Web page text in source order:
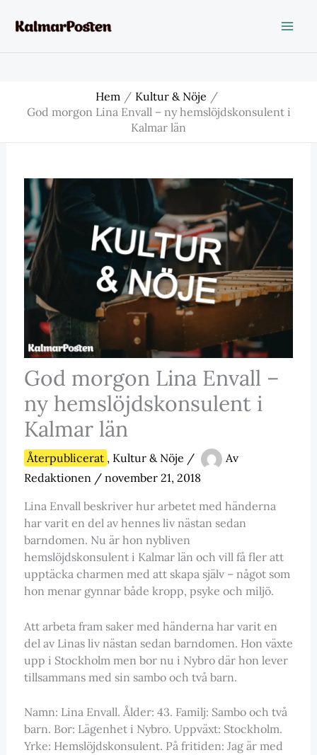
Hem
Kultur & Nöje
God morgon Lina Envall – ny hemslöjdskonsulent i
Kalmar län
God morgon Lina Envall –
ny hemslöjdskonsulent i
Kalmar län
Återpublicerat , Kultur & Nöje /
Av
Redaktionen / november 21, 2018
Lina Envall beskriver hur arbetet med händerna
har varit en del av hennes liv nästan sedan
barndomen. Nu är hon nybliven
hemslöjdskonsulent i Kalmar län och vill få fler att
upptäcka charmen med att skapa själv – något som
hon menar gynnar både kropp, psyke och miljö.
Att arbeta fram saker med händerna har varit en
del av Linas liv nästan sedan barndomen. Hon växte
upp i Stockholm men bor nu i Nybro där hon lever
tillsammans med sin sambo och två barn.
Namn: Lina Envall. Ålder: 43. Familj: Sambo och två
barn. Bor: Lägenhet i Nybro. Uppväxt: Stockholm.
Yrke: Hemslöjdskonsulent. På fritiden: Jag är med